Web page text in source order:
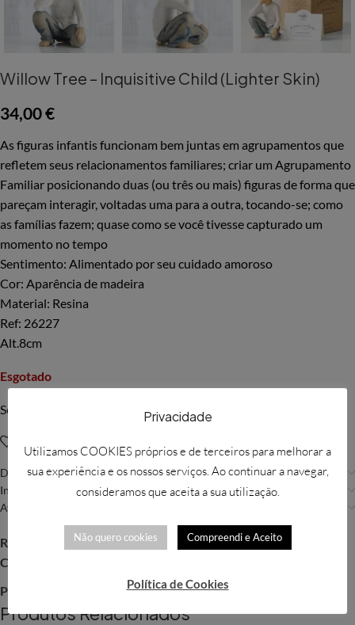
Willow Tree – Inquisitive Child (Lighter Skin)
34,00€
As figuras infantis funcionam bem juntas em agrupamentos que
refletem seus relacionamentos familiares; criar um Agrupamento
Familiar posicionando duas (ou três ou mais) figuras de forma que
pareçam interagir, voltadas uma para a outra, tocando-se; como
as famílias fazem; quase como se você tivesse capturado um
momento no tempo
Sentimento: Alimentado por seu cuidado amoroso
Cor: Aparência de madeira
Material: Resina
Ref: 26227
Alt.8cm
Esgotado
Solicitar mais informações
Descrição
Informação adicional
Avaliações (0)
REF:
10130098
Categorias:
Partilhar:
Produtos Relacionados
Privacidade
Utilizamos COOKIES próprios e de terceiros para melhorar a
sua experiência e os nossos serviços. Ao continuar a navegar,
consideramos que aceita a sua utilização.
Não quero cookies Compreendi e Aceito
Política de Cookies